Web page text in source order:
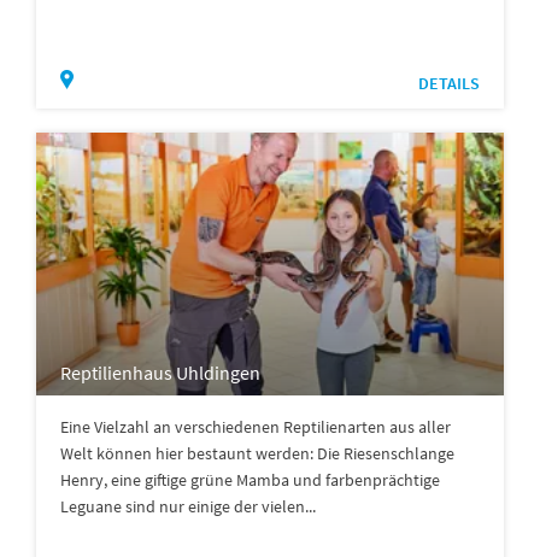
DETAILS
Reptilienhaus Uhldingen
Eine Vielzahl an verschiedenen Reptilienarten aus aller
Welt können hier bestaunt werden: Die Riesenschlange
Henry, eine giftige grüne Mamba und farbenprächtige
Leguane sind nur einige der vielen...